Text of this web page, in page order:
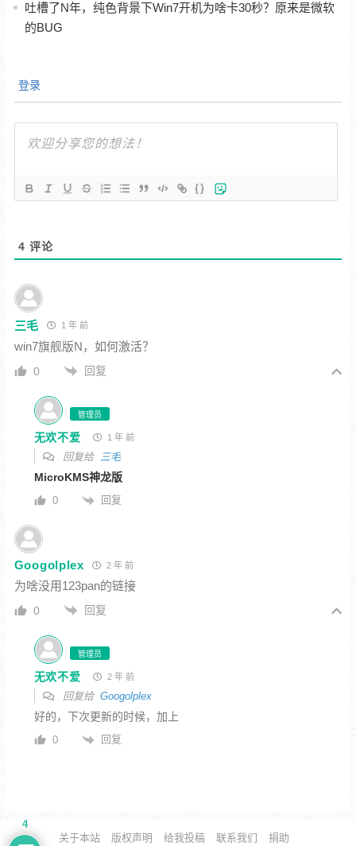
吐槽了N年，纯色背景下Win7开机为啥卡30秒？原来是微软
的BUG
登录
{}
4 评论
三毛 1 年 前
win7旗舰版N，如何激活？
0 回复
管理员
无欢不爱 1 年 前
回复给 三毛
MicroKMS神龙版
0 回复
Googolplex 2 年 前
为啥没用123pan的链接
0 回复
管理员
无欢不爱 2 年 前
回复给 Googolplex
好的，下次更新的时候，加上
0 回复
关于本站 版权声明 给我投稿 联系我们 捐助
4